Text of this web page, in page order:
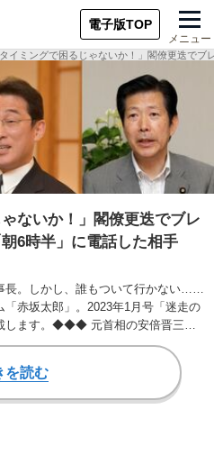
電子版TOP
メニュー
タイミングで困るじゃないか！」閣僚更迭で
ないか！」閣僚更迭でブレ
6時半」に電話した相手
長。しかし、誰もついて行かない……
赤坂太郎」。2023年1月号「迷走の
します。◆◆◆ 元首相の安倍晋三を
を読む